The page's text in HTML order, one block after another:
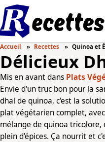
Accueil Recettes Quinoa et
Délicieux
Mis en avant dans Plats
Envie d'un truc bon pour la
dhal de quinoa, c'est la
plat végétarien complet,
mélange de quinoa tricolore,
plein d'épices. Ça nourrit et